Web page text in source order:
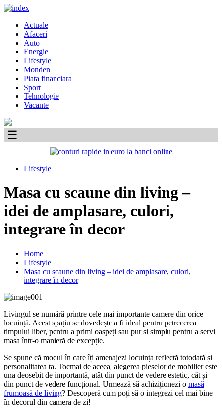
Skip
content
Primary
Menu
Actuale
Afaceri
Auto
Energie
Lifestyle
Monden
Piata financiara
Sport
Tehnologie
Vacante
☰
Lifestyle
Masa cu scaune din living –
idei de amplasare, culori,
integrare în decor
Home
Lifestyle
Masa cu scaune din living – idei de amplasare, culori,
integrare în decor
Livingul se numără printre cele mai importante camere din orice
locuință. Acest spațiu se dovedește a fi ideal pentru petrecerea
timpului liber, pentru a primi oaspeți sau pur si simplu pentru a servi
masa într-o manieră de excepție.
Se spune că modul în care îți amenajezi locuința reflectă totodată și
personalitatea ta. Tocmai de aceea, alegerea pieselor de mobilier este
una deosebit de importantă, atât din punct de vedere estetic, cât și
din punct de vedere funcțional. Urmează să achiziționezi o masă
frumoasă de living? Descoperă cum poți să o integrezi cel mai bine
în decorul din camera de zi!